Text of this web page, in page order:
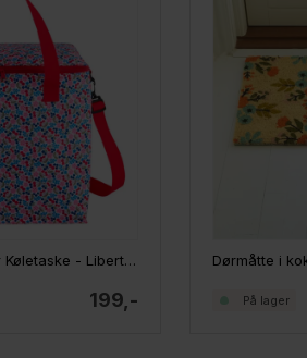
Derrière la Porte Stor Køletaske - Liberty cherries
199,- På lager